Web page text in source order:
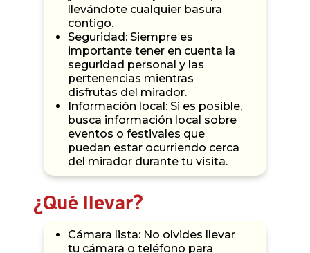
llevándote cualquier basura
contigo.
Seguridad: Siempre es
importante tener en cuenta la
seguridad personal y las
pertenencias mientras
disfrutas del mirador.
Información local: Si es posible,
busca información local sobre
eventos o festivales que
puedan estar ocurriendo cerca
del mirador durante tu visita.
¿Qué llevar?
Cámara lista: No olvides llevar
tu cámara o teléfono para